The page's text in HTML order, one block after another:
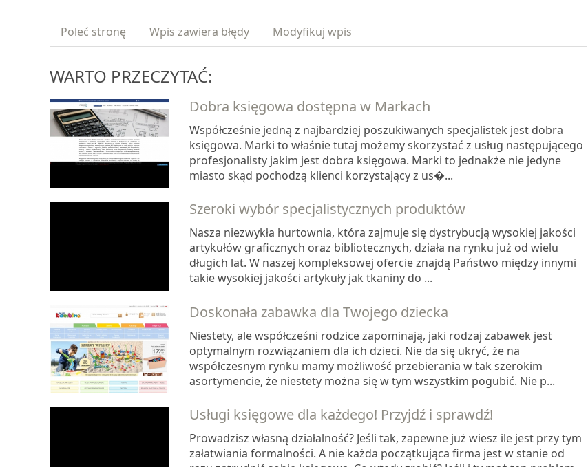
Poleć stronę Wpis zawiera błędy Modyfikuj wpis
WARTO PRZECZYTAĆ:
Dobra księgowa dostępna w Markach
Współcześnie jedną z najbardziej poszukiwanych specjalistek jest dobra
księgowa. Marki to właśnie tutaj możemy skorzystać z usług następującego
profesjonalisty jakim jest dobra księgowa. Marki to jednakże nie jedyne
miasto skąd pochodzą klienci korzystający z us�...
Szeroki wybór specjalistycznych produktów
Nasza niezwykła hurtownia, która zajmuje się dystrybucją wysokiej jakości
artykułów graficznych oraz bibliotecznych, działa na rynku już od wielu
długich lat. W naszej kompleksowej ofercie znajdą Państwo między innymi
takie wysokiej jakości artykuły jak tkaniny do ...
Doskonała zabawka dla Twojego dziecka
Niestety, ale współcześni rodzice zapominają, jaki rodzaj zabawek jest
optymalnym rozwiązaniem dla ich dzieci. Nie da się ukryć, że na
współczesnym rynku mamy możliwość przebierania w tak szerokim
asortymencie, że niestety można się w tym wszystkim pogubić. Nie p...
Usługi księgowe dla każdego! Przyjdź i sprawdź!
Prowadzisz własną działalność? Jeśli tak, zapewne już wiesz ile jest przy tym
załatwiania formalności. A nie każda początkująca firma jest w stanie od